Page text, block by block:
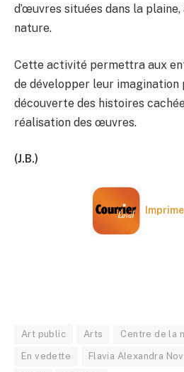
d’œuvres situées dans la
nature.
Cette activité permettra aux
de développer leur imagination
découverte des histoires
réalisation des œuvres.
(J.B.)
Art public Arts Centre de la
En vedette Flavia Alexandra